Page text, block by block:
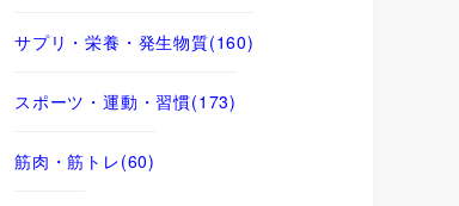
サプリ・栄養・発生物質(160)
スポーツ・運動・習慣(173)
筋肉・筋トレ(60)